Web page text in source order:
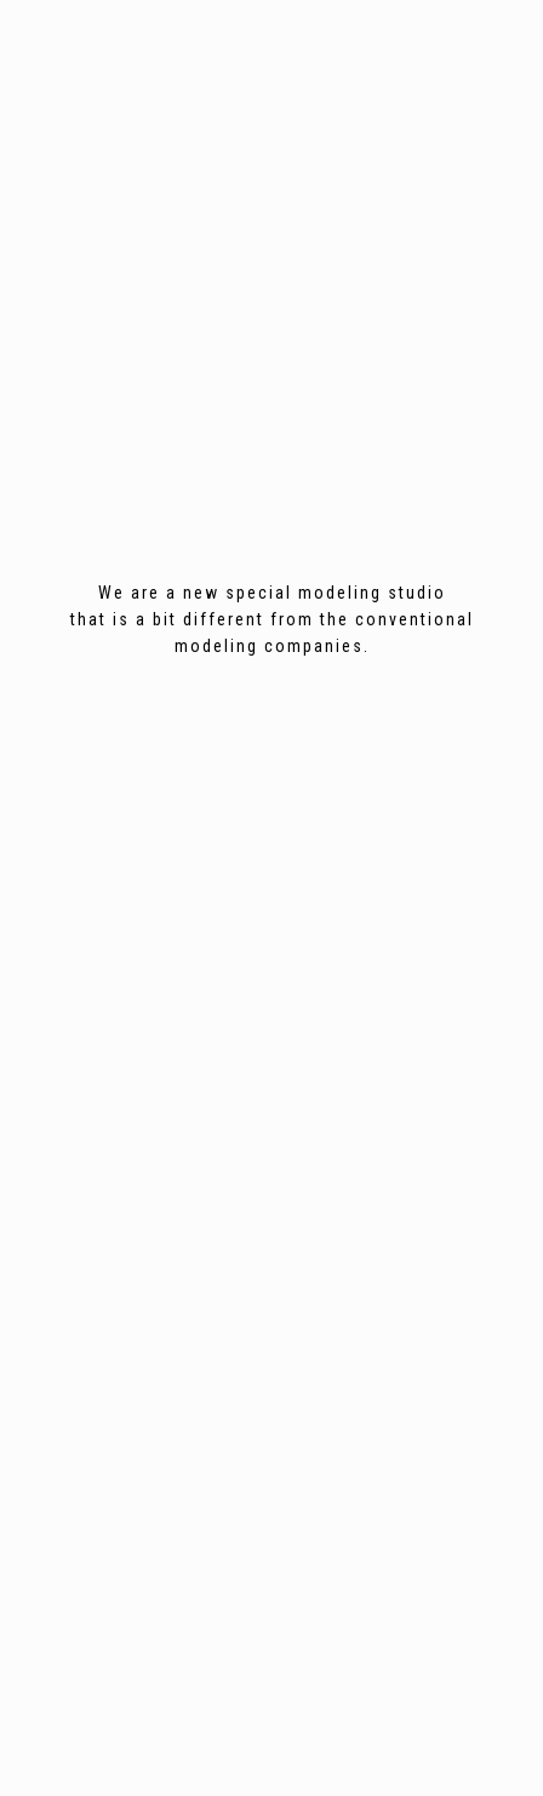
We are a new special modeling studio
that is a bit different from the conventional
modeling companies.